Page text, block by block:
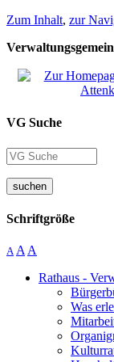
Zum Inhalt, zur
VG Suche
suchen
Schriftgröße
A A A
Rathaus -
Was